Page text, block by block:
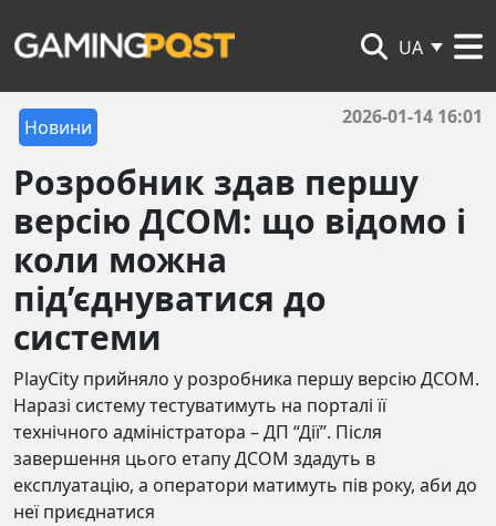
UA
Новини 2026-01-14 16:01
Розробник здав першу
версію ДСОМ: що відомо і
коли можна
під’єднуватися до
системи
PlayCity прийняло у розробника першу версію ДСОМ.
Наразі систему тестуватимуть на порталі її
технічного адміністратора – ДП “Дії”. Після
завершення цього етапу ДСОМ здадуть в
експлуатацію, а оператори матимуть пів року, аби до
неї приєднатися